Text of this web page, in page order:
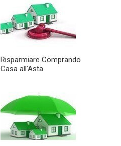
Risparmiare Comprando
Casa all'Asta